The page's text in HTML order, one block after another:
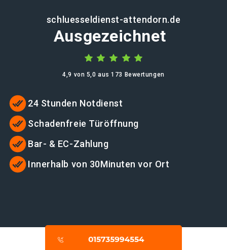
schluesseldienst-attendorn.de
Ausgezeichnet
4,9 von 5,0 aus 173 Bewertungen
24 Stunden Notdienst
Schadenfreie Türöffnung
Bar- & EC-Zahlung
Innerhalb von 30Minuten vor Ort